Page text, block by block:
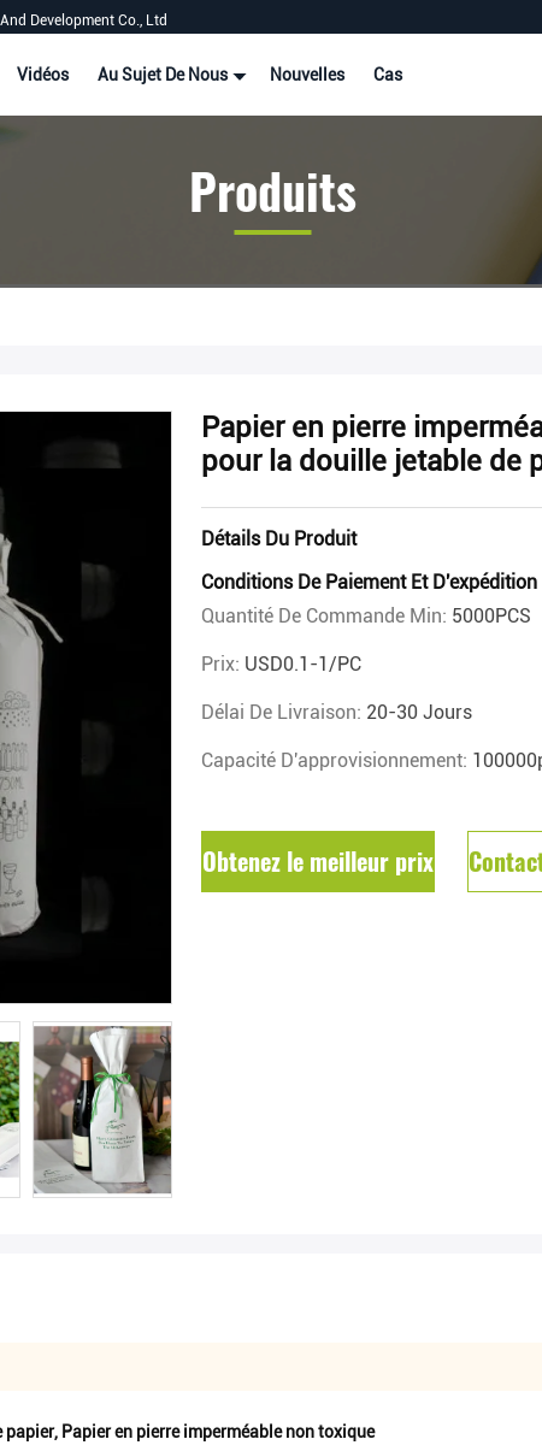
Development Co., Ltd
Vidéos Au Sujet De Nous Nouvelles Cas
Produits
Papier en pierre
pour la douille jetable de
Détails Du Produit
Conditions De Paiement Et D'expédition
Quantité De Commande Min: 5000PCS
Prix: USD0.1-1/PC
Délai De Livraison: 20-30 Jours
Capacité D'approvisionnement:
Obtenez le meilleur prix
papier, Papier en pierre imperméable non toxique